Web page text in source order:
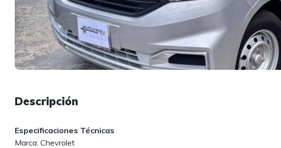
Descripción
Especificaciones Técnicas
Marca: Chevrolet